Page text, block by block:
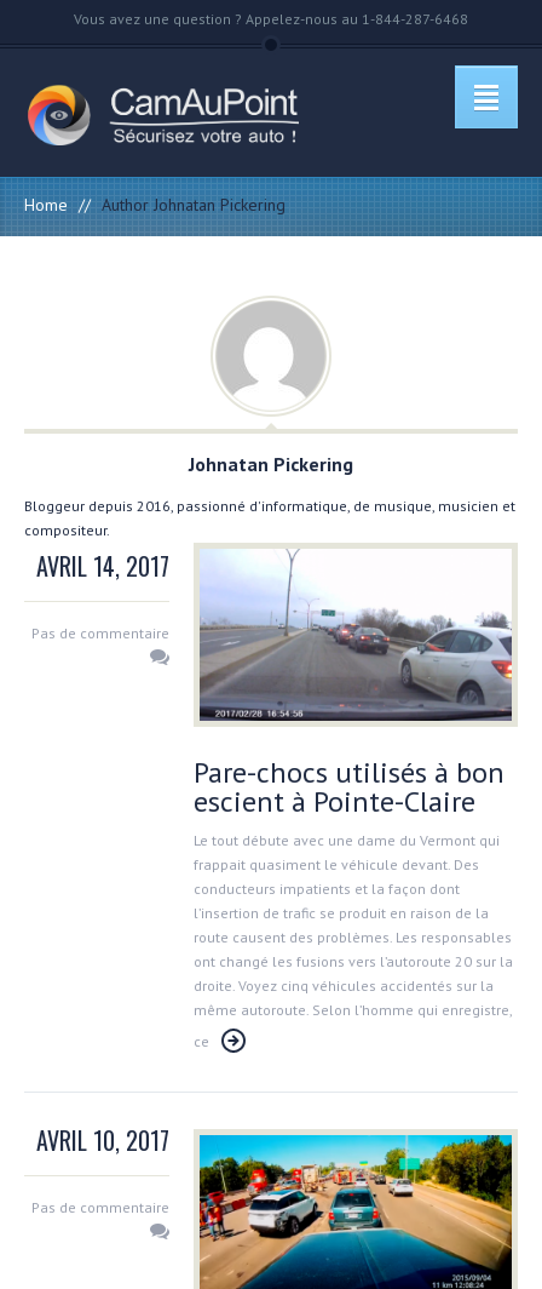
Vous avez une question ? Appelez-nous au 1-844-287-6468
Home // Author Johnatan Pickering
Johnatan Pickering
Bloggeur depuis 2016, passionné d'informatique, de musique, musicien et
compositeur.
AVRIL 14, 2017
Pas de commentaire
Pare-chocs utilisés à bon
escient à Pointe-Claire
Le tout débute avec une dame du Vermont qui
frappait quasiment le véhicule devant. Des
conducteurs impatients et la façon dont
l’insertion de trafic se produit en raison de la
route causent des problèmes. Les responsables
ont changé les fusions vers l’autoroute 20 sur la
droite. Voyez cinq véhicules accidentés sur la
même autoroute. Selon l’homme qui enregistre,
ce
AVRIL 10, 2017
Pas de commentaire